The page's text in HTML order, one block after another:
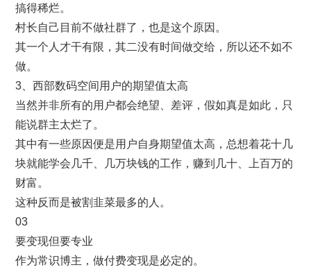
搞得稀烂。
村长自己目前不做社群了，也是这个原因。
其一个人才干有限，其二没有时间做交给，所以还不如不
做。
3、西部数码空间用户的期望值太高
当然并非所有的用户都会绝望、差评，假如真是如此，只
能说群主太烂了。
其中有一些原因便是用户自身期望值太高，总想着花十几
块就能学会几千、几万块钱的工作，赚到几十、上百万的
财富。
这种反而是被割韭菜最多的人。
03
要变现但要专业
作为常识博主，做付费变现是必定的。